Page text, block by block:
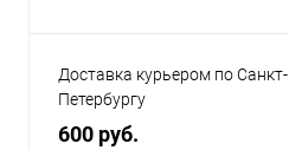
Доставка курьером по Санкт-
Петербургу
600 руб.